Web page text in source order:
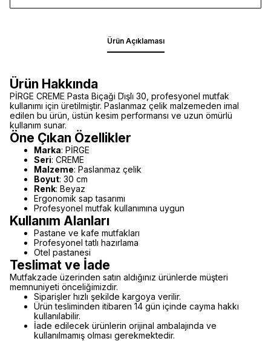
Ürün Açıklaması
Ürün Hakkında
PİRGE CREME Pasta Biçaği Di̇şli̇ 30, profesyonel mutfak
kullanımı için üretilmiştir. Paslanmaz çelik malzemeden imal
edilen bu ürün, üstün kesim performansı ve uzun ömürlü
kullanım sunar.
Öne Çıkan Özellikler
Marka: PİRGE
Seri: CREME
Malzeme: Paslanmaz çelik
Boyut: 30 cm
Renk: Beyaz
Ergonomik sap tasarımı
Profesyonel mutfak kullanımına uygun
Kullanım Alanları
Pastane ve kafe mutfakları
Profesyonel tatlı hazırlama
Otel pastanesi
Teslimat ve İade
Mutfakzade üzerinden satın aldığınız ürünlerde müşteri
memnuniyeti önceliğimizdir.
Siparişler hızlı şekilde kargoya verilir.
Ürün tesliminden itibaren 14 gün içinde cayma hakkı
kullanılabilir.
İade edilecek ürünlerin orijinal ambalajında ve
kullanılmamış olması gerekmektedir.